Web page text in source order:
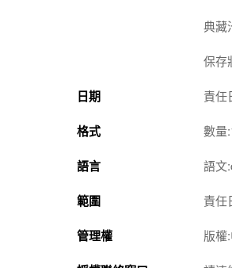
典藏
保存
日期 責任
格式 數量
語言 語文
範圍 責任
管理權 版權